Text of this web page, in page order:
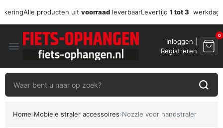
Alle producten uit voorraad leverbaarLevertijd 1 tot 3
menu
Inloggen |
Registreren
0
Home Mobiele straler accessoires Nozzle voor handstraler